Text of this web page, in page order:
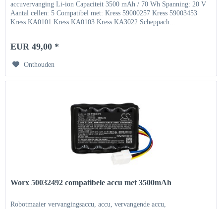
accuvervanging Li-ion Capaciteit 3500 mAh / 70 Wh Spanning: 20 V
Aantal cellen: 5 Compatibel met: Kress 59000257 Kress 59003453
Kress KA0101 Kress KA0103 Kress KA3022 Scheppach...
EUR 49,00 *
Onthouden
Worx 50032492 compatibele accu met 3500mAh
Robotmaaier vervangingsaccu, accu, vervangende accu,